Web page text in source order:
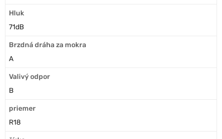
Hluk
71dB
Brzdná dráha za mokra
A
Valivý odpor
B
priemer
R18